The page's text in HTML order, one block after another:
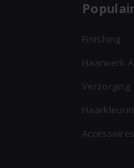
Finishing
Haarwerk
Verzorging
Accessoires